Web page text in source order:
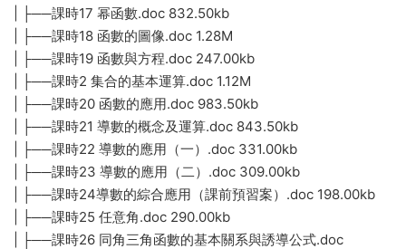
| ├──課時17 幂函數.doc 832.50kb
| ├──課時18 函數的圖像.doc 1.28M
| ├──課時19 函數與方程.doc 247.00kb
| ├──課時2 集合的基本運算.doc 1.12M
| ├──課時20 函數的應用.doc 983.50kb
| ├──課時21 導數的概念及運算.doc 843.50kb
| ├──課時22 導數的應用（一）.doc 331.00kb
| ├──課時23 導數的應用（二）.doc 309.00kb
| ├──課時24導數的綜合應用（課前預習案）.doc 198.00kb
| ├──課時25 任意角.doc 290.00kb
| ├──課時26 同角三角函數的基本關系與誘導公式.doc